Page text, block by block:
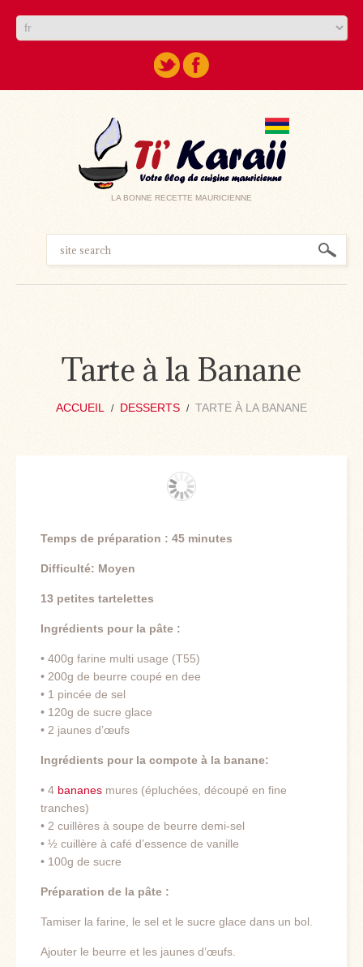
LA BONNE RECETTE MAURICIENNE
Tarte à la Banane
ACCUEIL DESSERTS TARTE À LA BANANE
Temps de préparation : 45 minutes
Difficulté: Moyen
13 petites tartelettes
Ingrédients pour la pâte :
• 400g farine multi usage (T55)
• 200g de beurre coupé en dee
• 1 pincée de sel
• 120g de sucre glace
• 2 jaunes d’œufs
Ingrédients pour la compote à la banane:
• 4 bananes mures (épluchées, découpé en fine
tranches)
• 2 cuillères à soupe de beurre demi-sel
• ½ cuillère à café d’essence de vanille
• 100g de sucre
Préparation de la pâte :
Tamiser la farine, le sel et le sucre glace dans un bol.
Ajouter le beurre et les jaunes d’œufs.